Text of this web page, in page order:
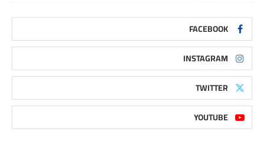
FACEBOOK
INSTAGRAM
TWITTER
YOUTUBE